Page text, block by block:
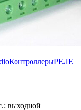
КонтроллерыРЕЛЕ
выходной